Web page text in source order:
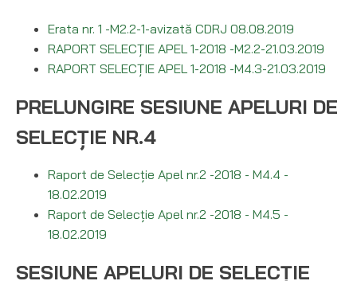
Erata nr. 1 -M2.2-1-avizată CDRJ 08.08.2019
RAPORT SELECȚIE APEL 1-2018 -M2.2-21.03.2019
RAPORT SELECȚIE APEL 1-2018 -M4.3-21.03.2019
PRELUNGIRE SESIUNE APELURI DE
SELECȚIE NR.4
Raport de Selecție Apel nr.2 -2018 - M4.4 -
18.02.2019
Raport de Selecție Apel nr.2 -2018 - M4.5 -
18.02.2019
SESIUNE APELURI DE SELECȚIE